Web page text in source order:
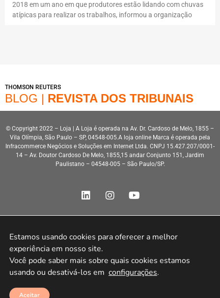
2018 em um ano em que produtores estão lidando com chuvas
atípicas para realizar os trabalhos, informou a organização
THOMSON REUTERS
BLOG | REVISTA DOS TRIBUNAIS
© Copyright 2022 – Loja | A Loja é operada na Av. Dr. Cardoso de Melo, 1855 –
Vila Olímpia, São Paulo – SP, 04548-005.A loja online Marca é operada pela
Infracommerce Negócios e Soluções em Internet Ltda. CNPJ 15.427.207/0001-
14 – Av. Doutor Cardoso De Melo, 1855,15 andar Conjunto 151, Jardim
Paulistano – 04548-005 – São Paulo/SP.
Desenvolvimento HeroStar
Estamos usando cookies para oferecer a melhor
experiência em nosso site.
Você pode saber mais sobre quais cookies estamos
usando ou desativá-los em configurações.
Aceitar